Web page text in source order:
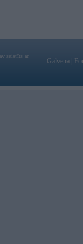
saistīts ar
Galvena